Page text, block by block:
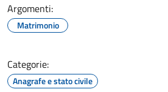
Argomenti:
Matrimonio
Categorie:
Anagrafe e stato civile